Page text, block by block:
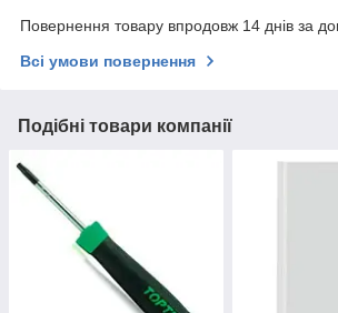
Повернення товару впродовж 14 днів за
Всі умови повернення
Подібні товари компанії